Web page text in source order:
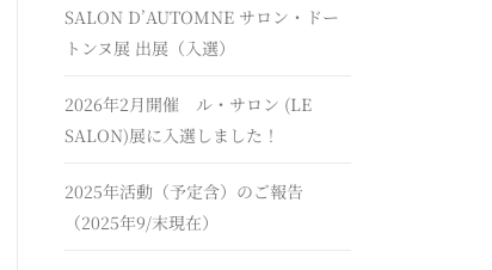
SALON D’AUTOMNE サロン・ドー
トンヌ展 出展（入選）
2026年2月開催 ル・サロン (LE
SALON)展に入選しました！
2025年活動（予定含）のご報告
（2025年9/末現在）